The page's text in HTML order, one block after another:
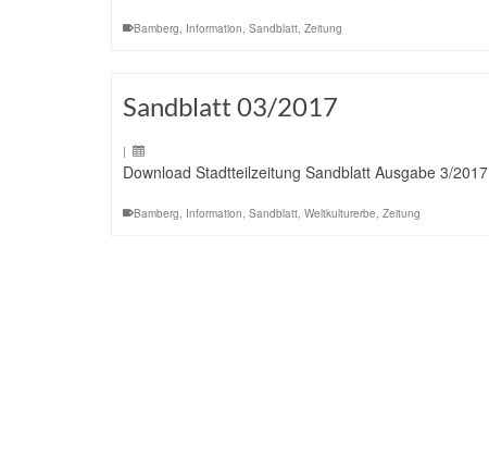
Bamberg, Information, Sandblatt, Zeitung
Sandblatt 03/2017
|
Download Stadtteilzeitung Sandblatt Ausgabe 3/2017
Bamberg, Information, Sandblatt, Weltkulturerbe, Zeitung